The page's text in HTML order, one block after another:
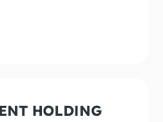
HOLDING